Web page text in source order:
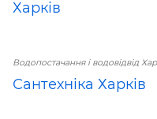
Харків
Водопостачання і водовідвід
Сантехніка Харків